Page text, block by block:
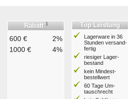
Rabatt 1
600 €
2%
1000 €
4%
Top Leistung
Lagerware in 36
Stunden ver­sand­
fertig
riesiger Lager­
bestand
kein Mindest­
bestell­wert
60 Tage Um­
tausch­recht